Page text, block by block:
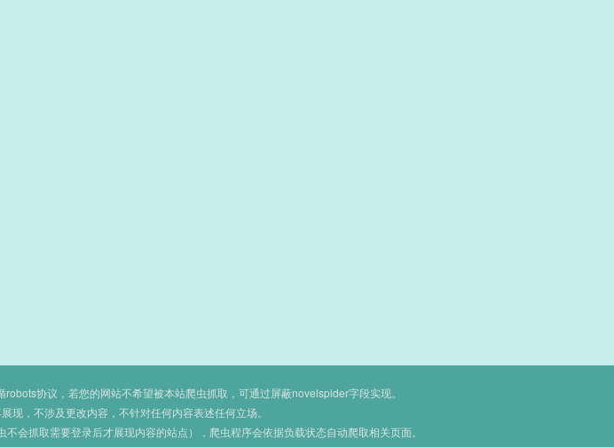
协议，若您的网站不希望被本站爬虫抓取，可通过屏蔽novelspider字段实现。
现，不涉及更改内容，不针对任何内容表述任何立场。
会抓取需要登录后才展现内容的站点），爬虫程序会依据负载状态自动爬取相关页面。